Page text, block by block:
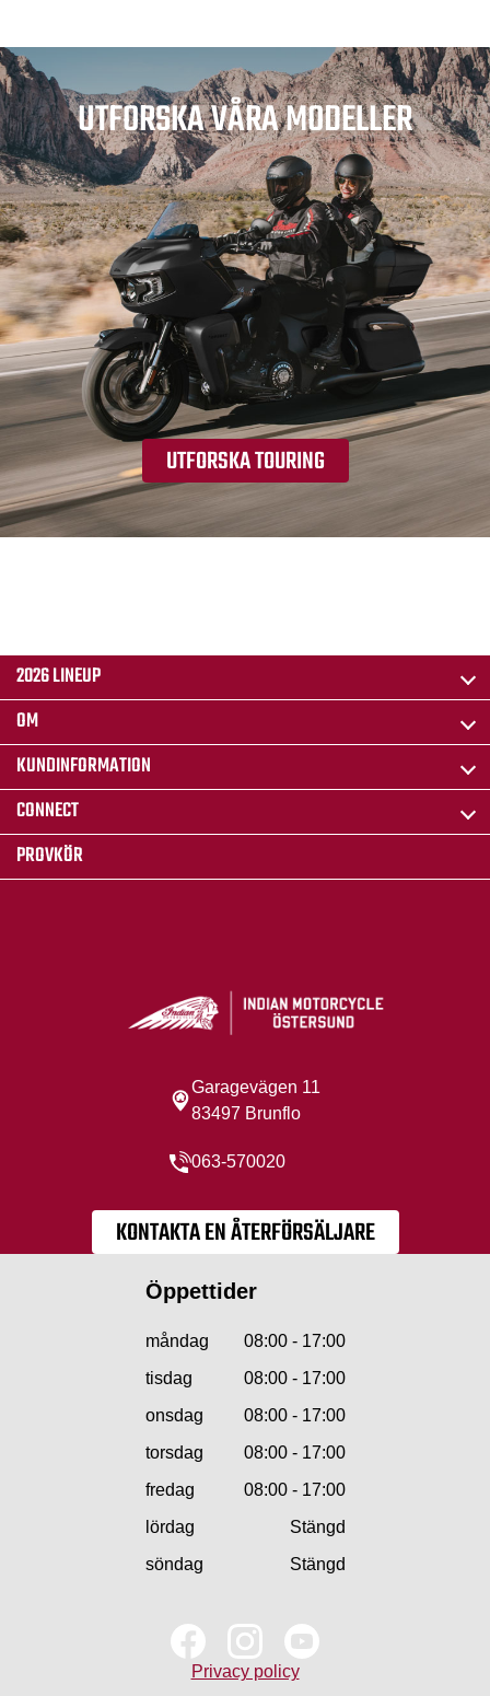
UTFORSKA VÅRA MODELLER
UTFORSKA TOURING
2026 LINEUP
OM
KUNDINFORMATION
CONNECT
PROVKÖR
Garagevägen 11
83497 Brunflo
063-570020
KONTAKTA EN ÅTERFÖRSÄLJARE
Öppettider
måndag
08:00 - 17:00
tisdag
08:00 - 17:00
onsdag
08:00 - 17:00
torsdag
08:00 - 17:00
fredag
08:00 - 17:00
lördag
Stängd
söndag
Stängd
Privacy policy